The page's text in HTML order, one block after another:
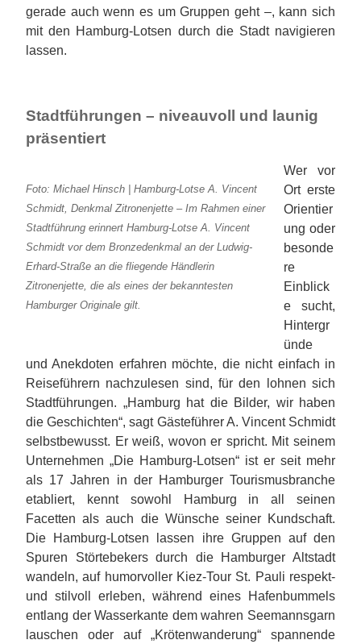
gerade auch wenn es um Gruppen geht –, kann sich
mit den Hamburg-Lotsen durch die Stadt navigieren
lassen.
Stadtführungen – niveauvoll und launig
präsentiert
Foto: Michael Hinsch | Hamburg-Lotse A. Vincent
Schmidt, Denkmal Zitronenjette – Im Rahmen einer
Stadtführung erinnert Hamburg-Lotse A. Vincent
Schmidt vor dem Bronzedenkmal an der Ludwig-
Erhard-Straße an die fliegende Händlerin
Zitronenjette, die als eines der bekanntesten
Hamburger Originale gilt.
Wer vor
Ort erste
Orientier
ung oder
besonde
re
Einblick
e sucht,
Hintergr
ünde
und Anekdoten erfahren möchte, die nicht einfach in
Reiseführern nachzulesen sind, für den lohnen sich
Stadtführungen. „Hamburg hat die Bilder, wir haben
die Geschichten“, sagt Gästeführer A. Vincent Schmidt
selbstbewusst. Er weiß, wovon er spricht. Mit seinem
Unternehmen „Die Hamburg-Lotsen“ ist er seit mehr
als 17 Jahren in der Hamburger Tourismusbranche
etabliert, kennt sowohl Hamburg in all seinen
Facetten als auch die Wünsche seiner Kundschaft.
Die Hamburg-Lotsen lassen ihre Gruppen auf den
Spuren Störtebekers durch die Hamburger Altstadt
wandeln, auf humorvoller Kiez-Tour St. Pauli respekt-
und stilvoll erleben, während eines Hafenbummels
entlang der Wasserkante dem wahren Seemannsgarn
lauschen oder auf „Krötenwanderung“ spannende